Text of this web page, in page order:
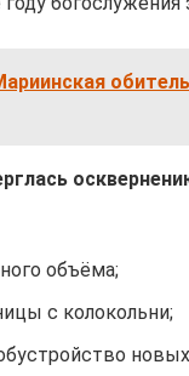
объёма;
с колокольни;